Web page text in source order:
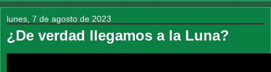
lunes, 7 de agosto de 2023
¿De verdad llegamos a la Luna?